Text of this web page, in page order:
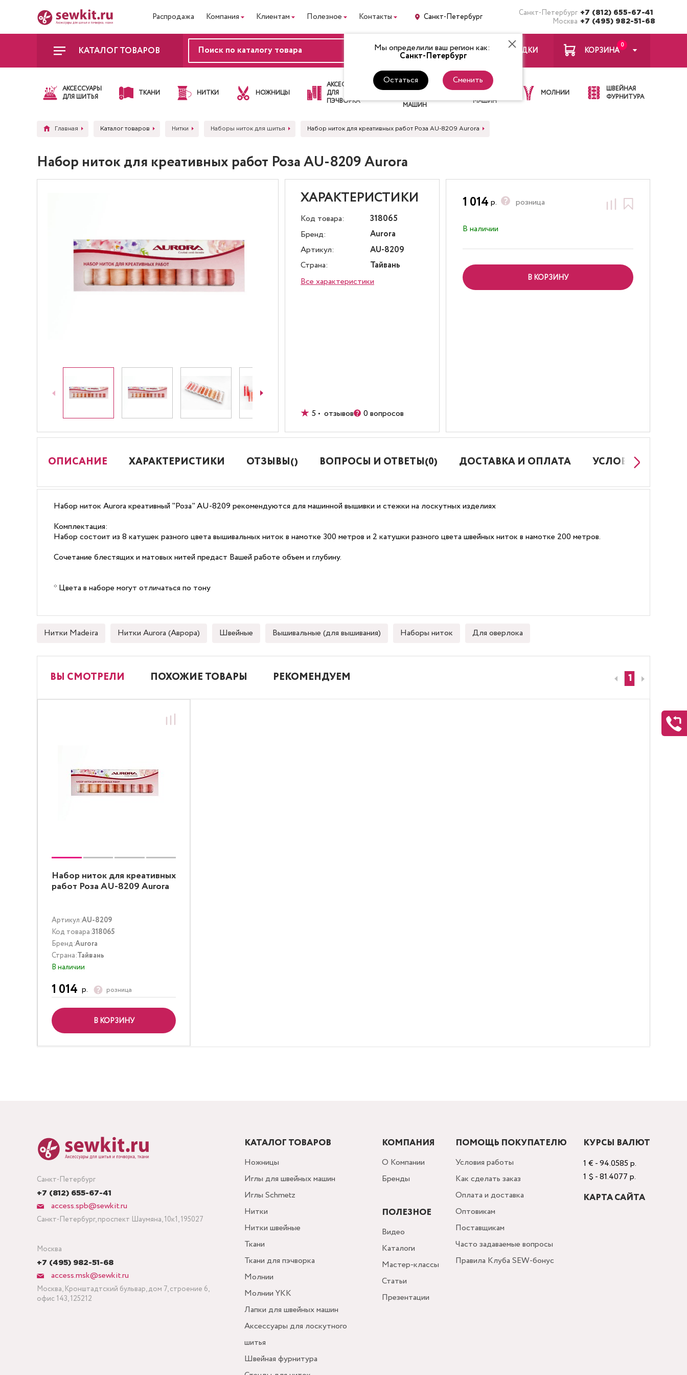
Распродажа Компания Клиентам Полезное Контакты Санкт-Петербург Санкт-Петербург +7 (812) 655-67-41
Москва +7 (495) 982-51-68
Мы определили ваш регион как:
Санкт-Петербург
Остаться Сменить
КАТАЛОГ ТОВАРОВ ВХОД ЗАКЛАДКИ
0
КОРЗИНА
АКСЕССУАРЫ
ДЛЯ ШИТЬЯ
ТКАНИ НИТКИ НОЖНИЦЫ
АКСЕССУАРЫ
ДЛЯ
ПЭЧВОРКА
ЛАПКИ
ДЛЯ
МАШИН
ИГЛЫ ДЛЯ
ШВЕЙНЫХ
МАШИН
МОЛНИИ
ШВЕЙНАЯ
ФУРНИТУРА
Главная Каталог товаров Нитки Наборы ниток для шитья Набор ниток для креативных работ Роза AU-8209 Aurora
Набор ниток для креативных работ Роза AU-8209 Aurora
ХАРАКТЕРИСТИКИ
Код товара:
318065
Бренд:
Aurora
Артикул:
AU-8209
Страна:
Тайвань
Все характеристики
5 • отзывов 0 вопросов
1 014 р. розница
В наличии
В КОРЗИНУ
ОПИСАНИЕ ХАРАКТЕРИСТИКИ ОТЗЫВЫ() ВОПРОСЫ И ОТВЕТЫ(0) ДОСТАВКА И ОПЛАТА УСЛОВИЯ РАБОТЫ
Набор ниток Aurora креативный "Роза" AU-8209 рекомендуются для машинной вышивки и стежки на лоскутных изделиях
Комплектация:
Набор состоит из 8 катушек разного цвета вышивальных ниток в намотке 300 метров и 2 катушки разного цвета швейных ниток в намотке 200 метров.
Сочетание блестящих и матовых нитей предаст Вашей работе объем и глубину.
* Цвета в наборе могут отличаться по тону
Нитки Madeira Нитки Aurora (Аврора) Швейные Вышивальные (для вышивания) Наборы ниток Для оверлока
ВЫ СМОТРЕЛИ ПОХОЖИЕ ТОВАРЫ РЕКОМЕНДУЕМ
Набор ниток для креативных
работ Роза AU-8209 Aurora
Артикул:AU-8209
Код товара:318065
Бренд:Aurora
Страна:Тайвань
В наличии
1 014 р. розница
В КОРЗИНУ
1
Санкт-Петербург
+7 (812) 655-67-41
access.spb@sewkit.ru
Санкт-Петербург, проспект Шаумяна, 10к1, 195027
Москва
+7 (495) 982-51-68
access.msk@sewkit.ru
Москва, Кронштадтский бульвар, дом 7, строение 6,
офис 143, 125212
КАТАЛОГ ТОВАРОВ
Ножницы
Иглы для швейных машин
Иглы Schmetz
Нитки
Нитки швейные
Ткани
Ткани для пэчворка
Молнии
Молнии YKK
Лапки для швейных машин
Аксессуары для лоскутного
шитья
Швейная фурнитура
КОМПАНИЯ
О Компании
Бренды
ПОЛЕЗНОЕ
Видео
Каталоги
Мастер-классы
Статьи
Презентации
ПОМОЩЬ ПОКУПАТЕЛЮ
Условия работы
Как сделать заказ
Оплата и доставка
Оптовикам
Поставщикам
Часто задаваемые вопросы
Правила Клуба SEW-бонус
КУРСЫ ВАЛЮТ
1 € - 94.0585 р.
1 $ - 81.4077 р.
КАРТА САЙТА